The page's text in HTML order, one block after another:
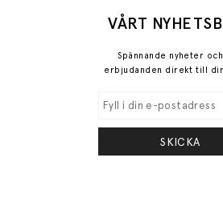
VÅRT
Spännande nyheter
erbjudanden direkt till
SKICKA